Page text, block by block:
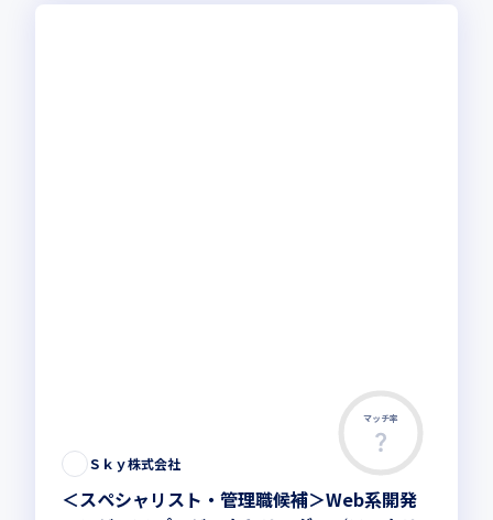
マッチ率
Ｓｋｙ株式会社
＜スペシャリスト・管理職候補＞Web系開発